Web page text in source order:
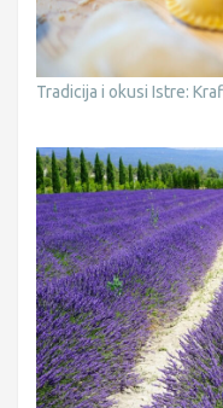
Tradicija i okusi Istre: